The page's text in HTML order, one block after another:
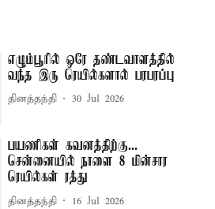
எழும்பூரில் ஒரே தண்டவாளத்தில்
வந்த இரு ரெயில்களால் பரபரப்பு
தினத்தந்தி 30 Jul 2026
பயணிகள் கவனத்திற்கு...
சென்னையில் நாளை 8 மின்சார
ரெயில்கள் ரத்து
தினத்தந்தி 16 Jul 2026